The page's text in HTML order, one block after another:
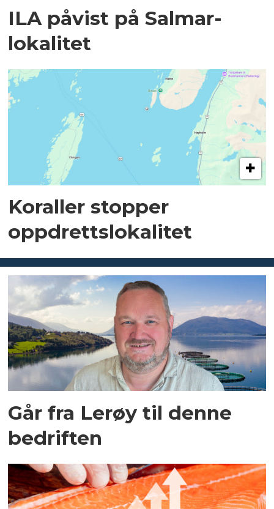
ILA påvist på Salmar-
lokalitet
Koraller stopper
oppdrettslokalitet
Går fra Lerøy til denne
bedriften